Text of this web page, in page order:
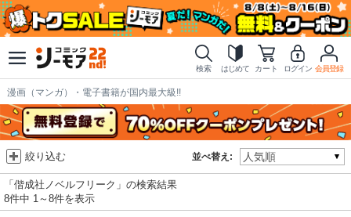
検索 はじめて カート ログイン 会員登録
漫画（マンガ）・電子書籍が国内最大級!!
並べ替え:
絞り込む
「偕成社ノベルフリーク」の検索結果
8件中 1～8件を表示